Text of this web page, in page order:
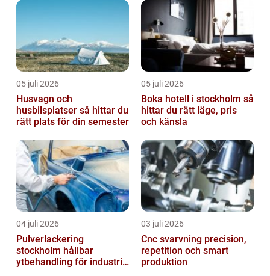
05 juli 2026
Husvagn och
husbilsplatser så hittar du
rätt plats för din semester
05 juli 2026
Boka hotell i stockholm så
hittar du rätt läge, pris
och känsla
04 juli 2026
Pulverlackering
stockholm hållbar
ytbehandling för industri
03 juli 2026
Cnc svarvning precision,
repetition och smart
produktion